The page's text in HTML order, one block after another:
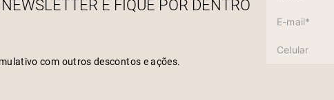
E FIQUE POR DENTRO
com outros descontos e ações.